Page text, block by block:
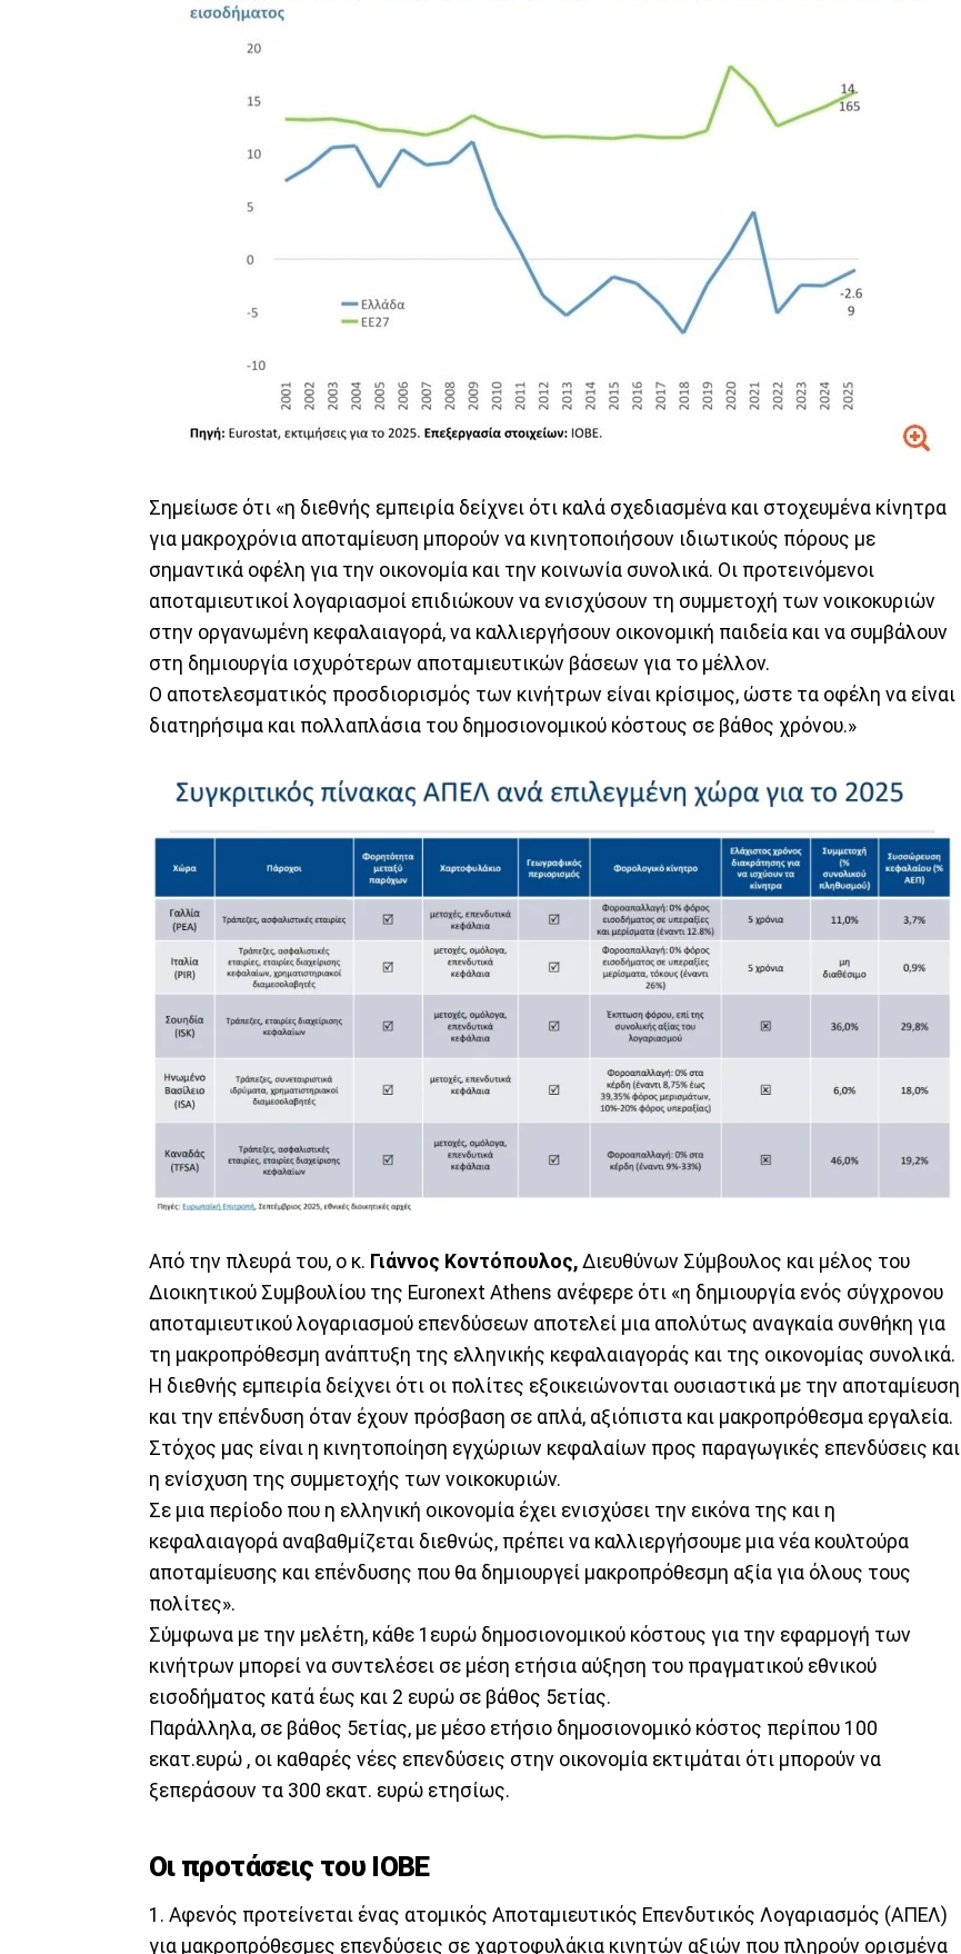
Σημείωσε ότι «η διεθνής εμπειρία δείχνει ότι καλά σχεδιασμένα και στοχευμένα κίνητρα
για μακροχρόνια αποταμίευση μπορούν να κινητοποιήσουν ιδιωτικούς πόρους με
σημαντικά οφέλη για την οικονομία και την κοινωνία συνολικά. Οι προτεινόμενοι
αποταμιευτικοί λογαριασμοί επιδιώκουν να ενισχύσουν τη συμμετοχή των νοικοκυριών
στην οργανωμένη κεφαλαιαγορά, να καλλιεργήσουν οικονομική παιδεία και να συμβάλουν
στη δημιουργία ισχυρότερων αποταμιευτικών βάσεων για το μέλλον.
Ο αποτελεσματικός προσδιορισμός των κινήτρων είναι κρίσιμος, ώστε τα οφέλη να είναι
διατηρήσιμα και πολλαπλάσια του δημοσιονομικού κόστους σε βάθος χρόνου.»
Από την πλευρά του, ο κ. Γιάννος Κοντόπουλος, Διευθύνων Σύμβουλος και μέλος του
Διοικητικού Συμβουλίου της Euronext Athens ανέφερε ότι «η δημιουργία ενός σύγχρονου
αποταμιευτικού λογαριασμού επενδύσεων αποτελεί μια απολύτως αναγκαία συνθήκη για
τη μακροπρόθεσμη ανάπτυξη της ελληνικής κεφαλαιαγοράς και της οικονομίας συνολικά.
Η διεθνής εμπειρία δείχνει ότι οι πολίτες εξοικειώνονται ουσιαστικά με την αποταμίευση
και την επένδυση όταν έχουν πρόσβαση σε απλά, αξιόπιστα και μακροπρόθεσμα εργαλεία.
Στόχος μας είναι η κινητοποίηση εγχώριων κεφαλαίων προς παραγωγικές επενδύσεις και
η ενίσχυση της συμμετοχής των νοικοκυριών.
Σε μια περίοδο που η ελληνική οικονομία έχει ενισχύσει την εικόνα της και η
κεφαλαιαγορά αναβαθμίζεται διεθνώς, πρέπει να καλλιεργήσουμε μια νέα κουλτούρα
αποταμίευσης και επένδυσης που θα δημιουργεί μακροπρόθεσμη αξία για όλους τους
πολίτες».
Σύμφωνα με την μελέτη, κάθε 1ευρώ δημοσιονομικού κόστους για την εφαρμογή των
κινήτρων μπορεί να συντελέσει σε μέση ετήσια αύξηση του πραγματικού εθνικού
εισοδήματος κατά έως και 2 ευρώ σε βάθος 5ετίας.
Παράλληλα, σε βάθος 5ετίας, με μέσο ετήσιο δημοσιονομικό κόστος περίπου 100
εκατ.ευρώ , οι καθαρές νέες επενδύσεις στην οικονομία εκτιμάται ότι μπορούν να
ξεπεράσουν τα 300 εκατ. ευρώ ετησίως.
Οι προτάσεις του ΙΟΒΕ
1. Αφενός προτείνεται ένας ατομικός Αποταμιευτικός Επενδυτικός Λογαριασμός (ΑΠΕΛ)
για μακροπρόθεσμες επενδύσεις σε χαρτοφυλάκια κινητών αξιών που πληρούν ορισμένα